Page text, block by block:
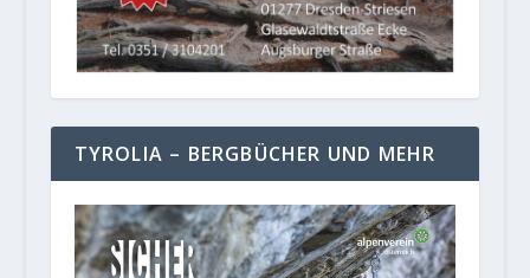
TYROLIA – BERGBÜCHER UND MEHR